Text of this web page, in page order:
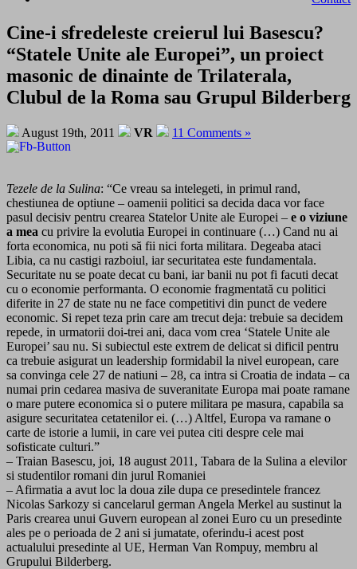
Cine-i sfredeleste creierul lui Basescu?
“Statele Unite ale Europei”, un proiect
masonic de dinainte de Trilaterala,
Clubul de la Roma sau Grupul Bilderberg
August 19th, 2011 VR 11 Comments »
Tezele de la Sulina: “Ce vreau sa intelegeti, in primul rand,
chestiunea de optiune – oamenii politici sa decida daca vor face
pasul decisiv pentru crearea Statelor Unite ale Europei – e o viziune
a mea cu privire la evolutia Europei in continuare (…) Cand nu ai
forta economica, nu poti să fii nici forta militara. Degeaba ataci
Libia, ca nu castigi razboiul, iar securitatea este fundamentala.
Securitate nu se poate decat cu bani, iar banii nu pot fi facuti decat
cu o economie performanta. O economie fragmentată cu politici
diferite in 27 de state nu ne face competitivi din punct de vedere
economic. Si repet teza prin care am trecut deja: trebuie sa decidem
repede, in urmatorii doi-trei ani, daca vom crea ‘Statele Unite ale
Europei’ sau nu. Si subiectul este extrem de delicat si dificil pentru
ca trebuie asigurat un leadership formidabil la nivel european, care
sa convinga cele 27 de natiuni – 28, ca intra si Croatia de indata – ca
numai prin cedarea masiva de suveranitate Europa mai poate ramane
o mare putere economica si o putere militara pe masura, capabila sa
asigure securitatea cetatenilor ei. (…) Altfel, Europa va ramane o
carte de istorie a lumii, in care vei putea citi despre cele mai
sofisticate culturi.”
– Traian Basescu, joi, 18 august 2011, Tabara de la Sulina a elevilor
si studentilor romani din jurul Romaniei
– Afirmatia a avut loc la doua zile dupa ce presedintele francez
Nicolas Sarkozy si cancelarul german Angela Merkel au sustinut la
Paris crearea unui Guvern european al zonei Euro cu un presedinte
ales pe o perioada de 2 ani si jumatate, oferindu-i acest post
actualului presedinte al UE, Herman Van Rompuy, membru al
Grupului Bilderberg.